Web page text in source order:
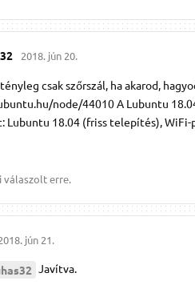
2018. jún 20.
csak szőrszál, ha akarod,
node/44010 A Lubuntu
Lubuntu 18.04 (friss telepítés), WiFi-
válaszolt erre.
jún 21.
Javítva.